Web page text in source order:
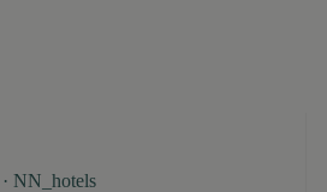
NN_hotels